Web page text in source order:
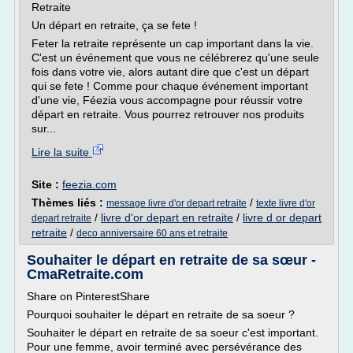
Retraite
Un départ en retraite, ça se fete !
Feter la retraite représente un cap important dans la vie.
C'est un événement que vous ne célébrerez qu'une seule
fois dans votre vie, alors autant dire que c'est un départ
qui se fete ! Comme pour chaque événement important
d'une vie, Féezia vous accompagne pour réussir votre
départ en retraite. Vous pourrez retrouver nos produits
sur...
Lire la suite
Site : feezia.com
Thèmes liés : message livre d'or depart retraite / texte livre d'or
depart retraite / livre d'or depart en retraite / livre d or depart
retraite / deco anniversaire 60 ans et retraite
Souhaiter le départ en retraite de sa sœur -
CmaRetraite.com
Share on PinterestShare
Pourquoi souhaiter le départ en retraite de sa soeur ?
Souhaiter le départ en retraite de sa soeur c'est important.
Pour une femme, avoir terminé avec persévérance des